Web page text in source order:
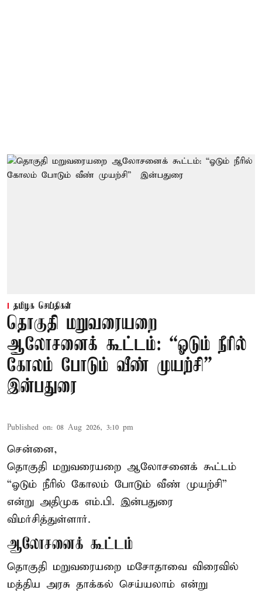
தமிழக செய்திகள்
தொகுதி மறுவரையறை
ஆலோசனைக் கூட்டம்: “ஓடும் நீரில்
கோலம் போடும் வீண் முயற்சி” –
இன்பதுரை
Published on: 08 Aug 2026, 3:10 pm
சென்னை,
தொகுதி மறுவரையறை ஆலோசனைக் கூட்டம்
“ஓடும் நீரில் கோலம் போடும் வீண் முயற்சி”
என்று அதிமுக எம்.பி. இன்பதுரை
விமர்சித்துள்ளார்.
ஆலோசனைக் கூட்டம்
தொகுதி மறுவரையறை மசோதாவை விரைவில்
மத்திய அரசு தாக்கல் செய்யலாம் என்று